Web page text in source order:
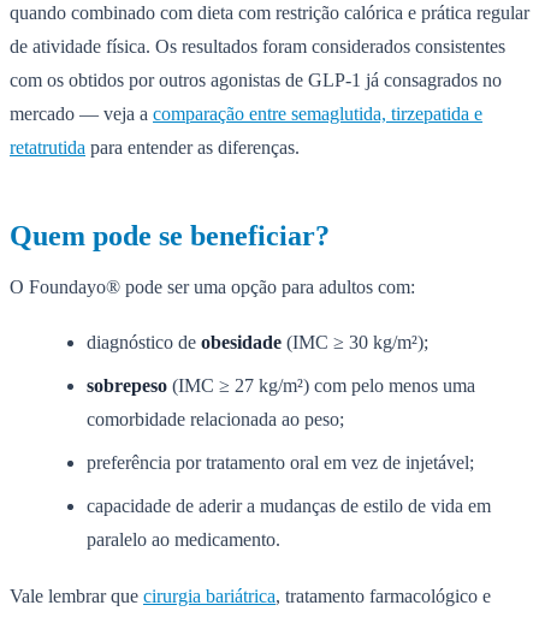
quando combinado com dieta com restrição calórica e prática regular
de atividade física. Os resultados foram considerados consistentes
com os obtidos por outros agonistas de GLP-1 já consagrados no
mercado — veja a comparação entre semaglutida, tirzepatida e
retatrutida para entender as diferenças.
Quem pode se beneficiar?
O Foundayo® pode ser uma opção para adultos com:
diagnóstico de obesidade (IMC ≥ 30 kg/m²);
sobrepeso (IMC ≥ 27 kg/m²) com pelo menos uma
comorbidade relacionada ao peso;
preferência por tratamento oral em vez de injetável;
capacidade de aderir a mudanças de estilo de vida em
paralelo ao medicamento.
Vale lembrar que cirurgia bariátrica, tratamento farmacológico e